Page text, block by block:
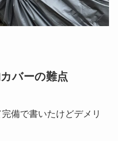
バーの難点
備で書いたけどデメリ